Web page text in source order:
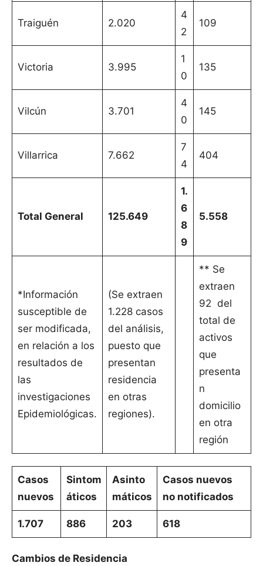
Traiguén 2.020
4
2
109
Victoria 3.995
1
0
135
Vilcún 3.701
4
0
145
Villarrica 7.662
7
4
404
Total General 125.649
1.
6
8
9
5.558
*Información
susceptible de
ser modificada,
en relación a los
resultados de
las
investigaciones
Epidemiológicas.
(Se extraen
1.228 casos
del análisis,
puesto que
presentan
residencia
en otras
regiones).
** Se
extraen
92 del
total de
activos
que
presenta
n
domicilio
en otra
región
Casos
nuevos
Sintom
áticos
Asinto
máticos
Casos nuevos
no notificados
1.707 886 203 618
Cambios de Residencia